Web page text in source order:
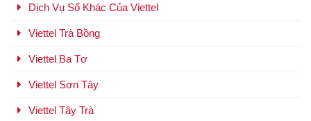
Dịch Vụ Số Khác Của Viettel
Viettel Trà Bồng
Viettel Ba Tơ
Viettel Sơn Tây
Viettel Tây Trà